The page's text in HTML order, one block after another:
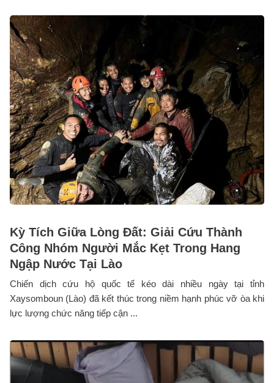
Kỳ Tích Giữa Lòng Đất: Giải Cứu Thành
Công Nhóm Người Mắc Kẹt Trong Hang
Ngập Nước Tại Lào
Chiến dịch cứu hộ quốc tế kéo dài nhiều ngày tại tỉnh
Xaysomboun (Lào) đã kết thúc trong niềm hạnh phúc vỡ òa khi
lực lượng chức năng tiếp cận ...